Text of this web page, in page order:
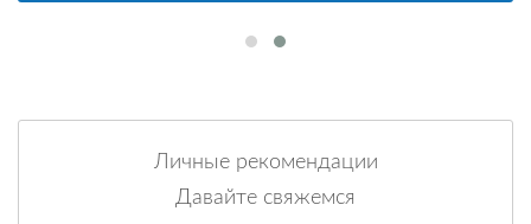
Личные рекомендации
Давайте свяжемся